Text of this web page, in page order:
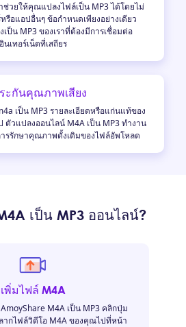
ช่วยให้คุณแปลงไฟล์เป็น MP3 ได้โดยไม่
อแอปอื่นๆ ข้อกำหนดเพียงอย่างเดียว
ป็น MP3 ของเราที่ต้องมีการเชื่อมต่อ
อินเทอร์เน็ตที่เสถียร
ะกันคุณภาพเสียง
เป็น MP3 รายละเอียดหรือแก่นแท้ของ
ตัวแปลงออนไลน์ M4A เป็น MP3 ทำงาน
รรักษาคุณภาพดั้งเดิมของไฟล์อัพโหลด
เป็น MP3 ออนไลน์?
เพิ่มไฟล์ M4A
M4A เป็น MP3 คลิกปุ่ม
ากไฟล์วิดีโอ M4A ของคุณไปที่หน้า